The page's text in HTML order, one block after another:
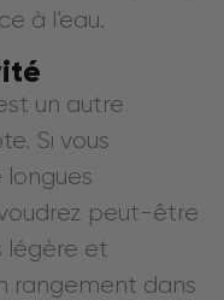
à l’eau.
un autre
Si vous
peut-être
légère et
rangement dans